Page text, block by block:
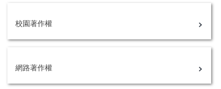
校園著作權
網路著作權